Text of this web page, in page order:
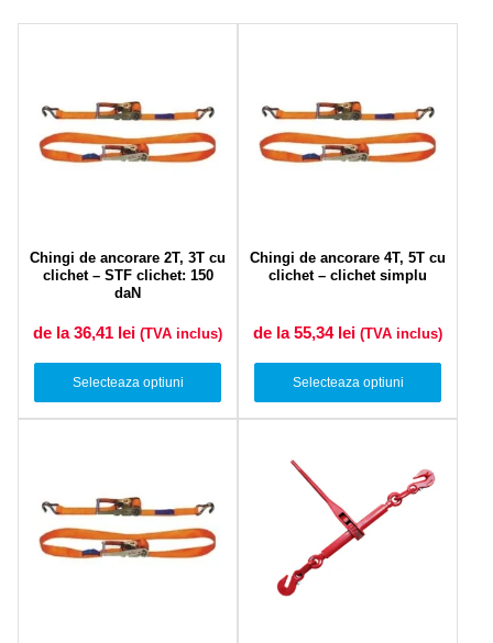
Chingi de ancorare 2T, 3T cu
clichet – STF clichet: 150
daN
de la 36,41 lei (TVA inclus)
Selecteaza optiuni
Chingi de ancorare 4T, 5T cu
clichet – clichet simplu
de la 55,34 lei (TVA inclus)
Selecteaza optiuni